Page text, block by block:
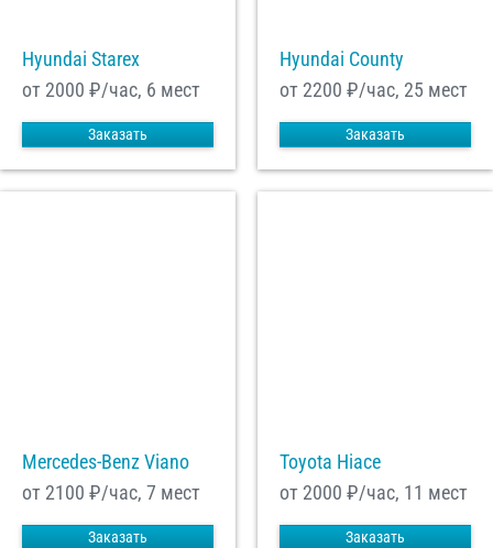
Hyundai Starex
от 2000 ₽/час, 6 мест
Заказать
Hyundai County
от 2200 ₽/час, 25 мест
Заказать
Mercedes-Benz Viano
от 2100 ₽/час, 7 мест
Заказать
Toyota Hiace
от 2000 ₽/час, 11 мест
Заказать